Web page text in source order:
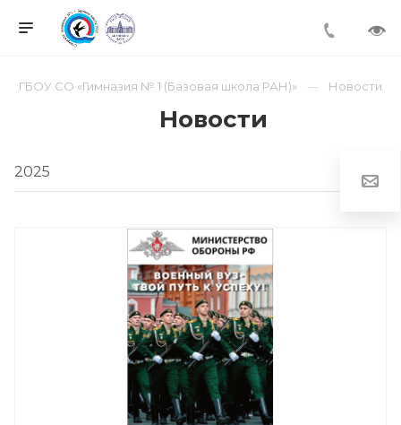
ГБОУ СО «Гимназия № 1 (Базовая школа РАН)» Новости
Новости